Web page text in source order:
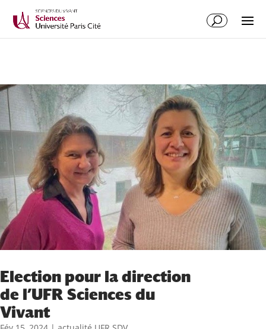
Election pour la direction
de l’UFR Sciences du
Vivant